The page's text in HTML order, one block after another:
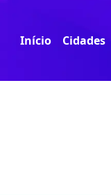
Início Cidades